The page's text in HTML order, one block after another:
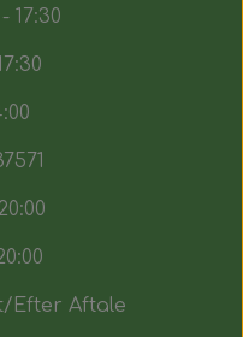
17:30
Efter Aftale